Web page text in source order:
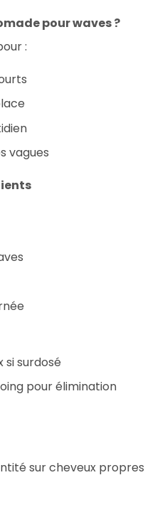
pour waves ?
:
vagues
si surdosé
pour élimination
sur cheveux propres